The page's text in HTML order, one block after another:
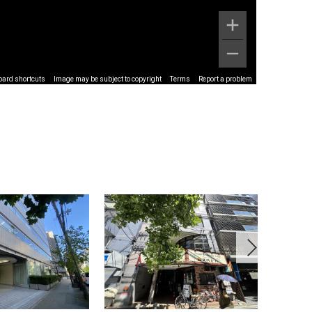
shortcuts Image may be subject to copyright Terms Report a problem